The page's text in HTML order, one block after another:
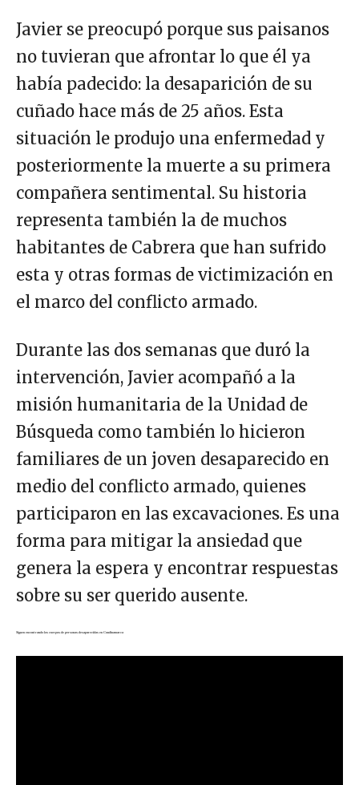
Javier se preocupó porque sus paisanos
no tuvieran que afrontar lo que él ya
había padecido: la desaparición de su
cuñado hace más de 25 años. Esta
situación le produjo una enfermedad y
posteriormente la muerte a su primera
compañera sentimental. Su historia
representa también la de muchos
habitantes de Cabrera que han sufrido
esta y otras formas de victimización en
el marco del conflicto armado.
Durante las dos semanas que duró la
intervención, Javier acompañó a la
misión humanitaria de la Unidad de
Búsqueda como también lo hicieron
familiares de un joven desaparecido en
medio del conflicto armado, quienes
participaron en las excavaciones. Es una
forma para mitigar la ansiedad que
genera la espera y encontrar respuestas
sobre su ser querido ausente.
Siguen encontrando los cuerpos de personas desaparecidas en Cundinamarca